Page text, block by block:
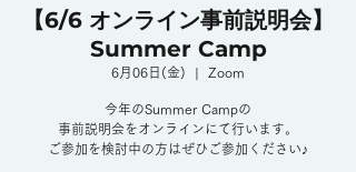
【6/6 オンライン事前説明会】
Summer Camp
6月06日(金)
  |
Zoom
今年のSummer Campの
事前説明会をオンラインにて行います。
ご参加を検討中の方はぜひご参加ください♪